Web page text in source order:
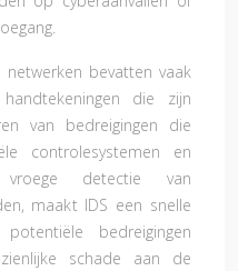
bevatten vaak
die zijn
van bedreigingen die
controlesystemen en
vroege detectie van
maakt IDS een snelle
bedreigingen
schade aan de